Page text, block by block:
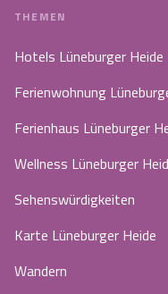
THEMEN
Hotels Lüneburger Heide
Ferienwohnung
Ferienhaus Lüneburger
Wellness Lüneburger
Sehenswürdigkeiten
Karte Lüneburger Heide
Wandern